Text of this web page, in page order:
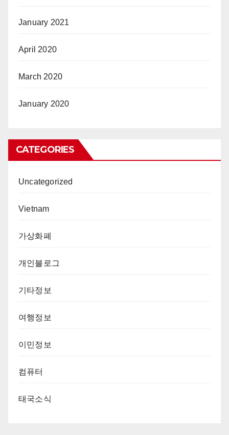
January 2021
April 2020
March 2020
January 2020
CATEGORIES
Uncategorized
Vietnam
가상화폐
개인블로그
기타정보
여행정보
이민정보
컴퓨터
태국소식